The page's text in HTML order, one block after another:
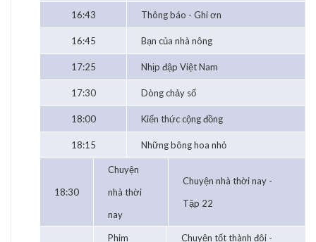
16:43 Thông báo - Ghi ơn
16:45 Bạn của nhà nông
17:25 Nhịp đập Việt Nam
17:30 Dòng chảy số
18:00 Kiến thức cộng đồng
18:15 Những bông hoa nhỏ
18:30
Chuyện
nhà thời
nay
Chuyện nhà thời nay -
Tập 22
Phim
Chuyện tốt thành đôi -